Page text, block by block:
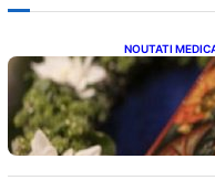
NOUTATI
Postul
Superstiții